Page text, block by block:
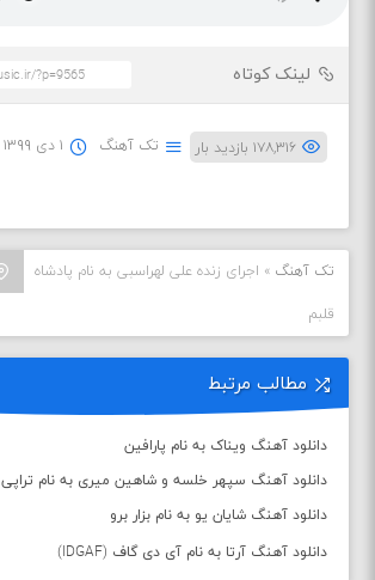
لینک کوتاه
۱۷۸,۳۱۶ بازدید بار تک آهنگ ۱ دی ۱۳۹۹
تک آهنگ » اجرای زنده علی لهراسبی به نام پادشاه
قلبم
مطالب مرتبط
دانلود آهنگ ویناک به نام پارافین
دانلود آهنگ سپهر خلسه و شاهین میری به نام تراپی
دانلود آهنگ شایان یو به نام بزار برو
دانلود آهنگ آرتا به نام آی دی گاف (IDGAF)